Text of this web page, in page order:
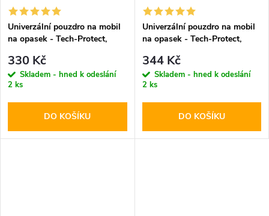
Univerzální pouzdro na mobil
na opasek - Tech-Protect,
330 Kč
Skladem - hned k odeslání
2 ks
DO KOŠÍKU
Univerzální pouzdro na mobil
na opasek - Tech-Protect,
344 Kč
Skladem - hned k odeslání
2 ks
DO KOŠÍKU